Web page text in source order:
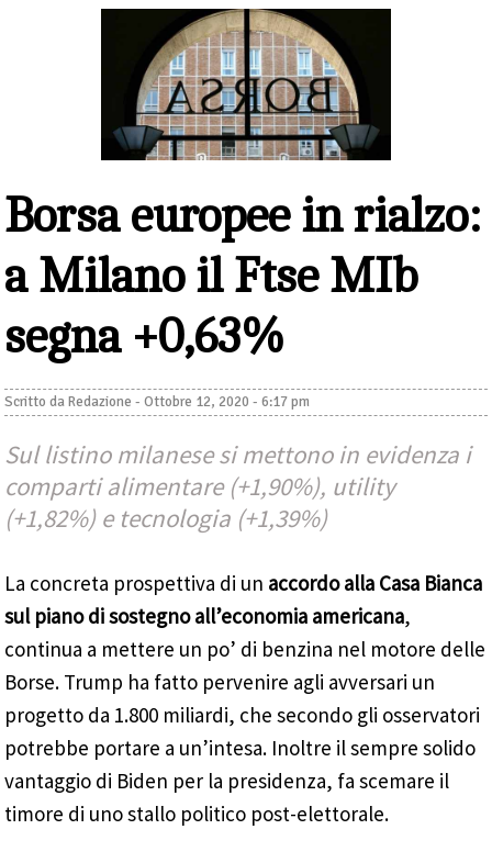
Borsa europee in rialzo:
a Milano il Ftse MIb
segna +0,63%
Scritto daRedazione -Ottobre 12, 2020 - 6:17 pm
Sul listino milanese si mettono in evidenza i
comparti alimentare (+1,90%), utility
(+1,82%) e tecnologia (+1,39%)
La concreta prospettiva di un accordo alla Casa Bianca
sul piano di sostegno all’economia americana,
continua a mettere un po’ di benzina nel motore delle
Borse. Trump ha fatto pervenire agli avversari un
progetto da 1.800 miliardi, che secondo gli osservatori
potrebbe portare a un’intesa. Inoltre il sempre solido
vantaggio di Biden per la presidenza, fa scemare il
timore di uno stallo politico post-elettorale.